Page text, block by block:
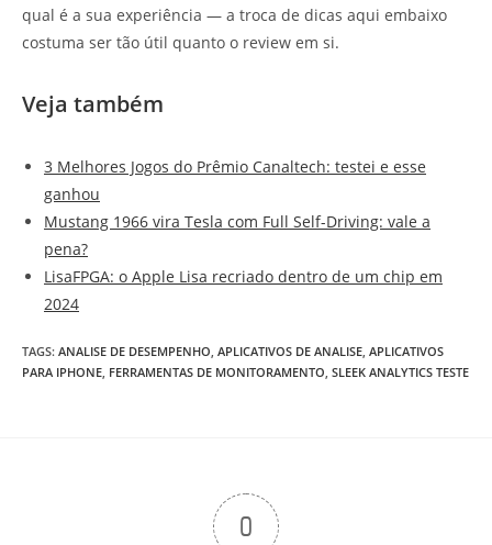
qual é a sua experiência — a troca de dicas aqui embaixo
costuma ser tão útil quanto o review em si.
Veja também
3 Melhores Jogos do Prêmio Canaltech: testei e esse
ganhou
Mustang 1966 vira Tesla com Full Self-Driving: vale a
pena?
LisaFPGA: o Apple Lisa recriado dentro de um chip em
2024
TAGS: ANALISE DE DESEMPENHO, APLICATIVOS DE ANALISE, APLICATIVOS
PARA IPHONE, FERRAMENTAS DE MONITORAMENTO, SLEEK ANALYTICS TESTE
0